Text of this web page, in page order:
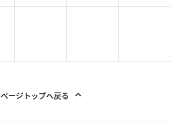
ページトップへ戻る